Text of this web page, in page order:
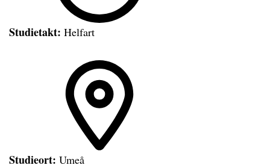
Studietakt: Helfart
Studieort: Umeå